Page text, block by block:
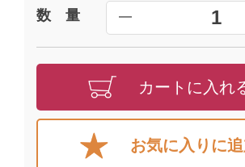
数 量 ━ 1
カートに入れ
お気に入りに